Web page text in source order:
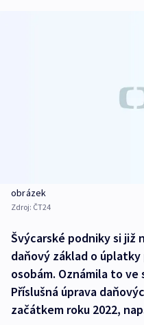
obrázek
Zdroj: ČT24
Švýcarské podniky si již
daňový základ o
osobám. Oznámila to
Příslušná úprava
začátkem roku 2022,